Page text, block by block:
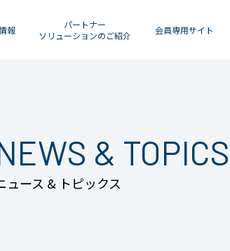
報
パートナー
ソリューションのご紹介
会員専用サイト
& TOPICS
ュース & トピックス